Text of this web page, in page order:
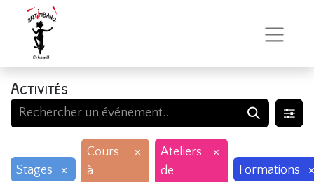
Activités
Stages ×
Cours
à
×
Ateliers
de
×
Formations ×